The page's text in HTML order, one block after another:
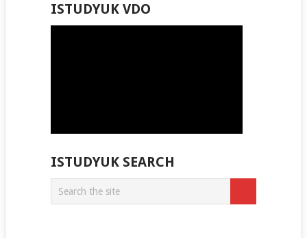
ISTUDYUK VDO
ISTUDYUK SEARCH